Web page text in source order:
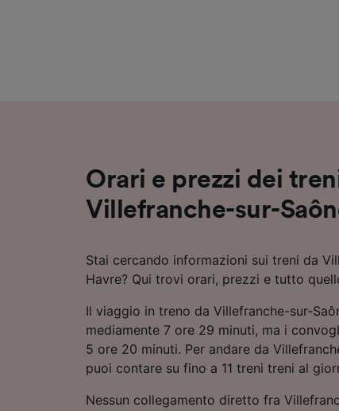
Orari e prezzi dei
Villefranche-sur-
Stai cercando informazioni sui treni da
Havre? Qui trovi orari, prezzi e tutto
Il viaggio in treno da Villefranche-sur-
mediamente 7 ore 29 minuti, ma i
5 ore 20 minuti. Per andare da
puoi contare su fino a 11 treni treni al
Nessun collegamento diretto fra